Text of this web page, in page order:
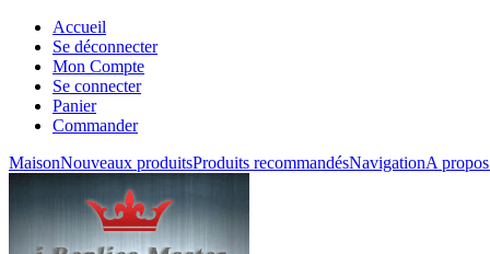
Accueil
Se déconnecter
Mon Compte
Se connecter
Panier
Commander
MaisonNouveaux produitsProduits recommandésNavigationA